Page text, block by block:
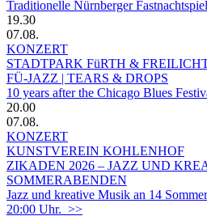
Traditionelle Nürnberger
19.30
07.08.
KONZERT
STADTPARK FüRTH &
FÜ-JAZZ | TEARS & DROPS
10 years after the Chicago Blues
20.00
07.08.
KONZERT
KUNSTVEREIN KOHLENHOF
ZIKADEN 2026 – JAZZ UND
SOMMERABENDEN
Jazz und kreative Musik an 14
20:00 Uhr. >>